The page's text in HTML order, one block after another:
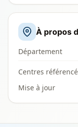
À propos
Département
Centres
Mise à jour